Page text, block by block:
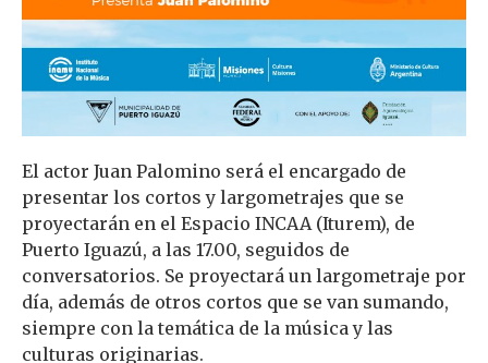
El actor Juan Palomino será el encargado de
presentar los cortos y largometrajes que se
proyectarán en el Espacio INCAA (Iturem), de
Puerto Iguazú, a las 17.00, seguidos de
conversatorios. Se proyectará un largometraje por
día, además de otros cortos que se van sumando,
siempre con la temática de la música y las
culturas originarias.